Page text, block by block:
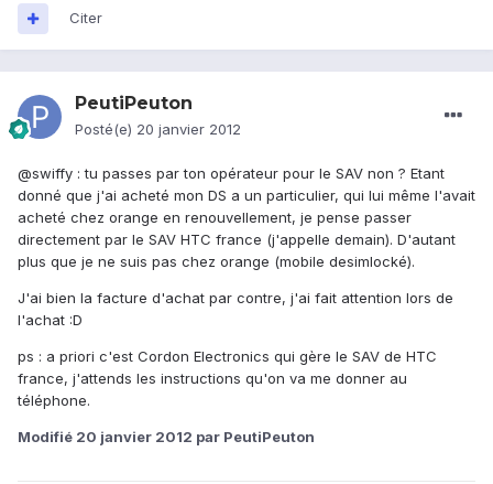
Citer
PeutiPeuton
Posté(e) 20 janvier 2012
@swiffy : tu passes par ton opérateur pour le SAV non ? Etant
donné que j'ai acheté mon DS a un particulier, qui lui même l'avait
acheté chez orange en renouvellement, je pense passer
directement par le SAV HTC france (j'appelle demain). D'autant
plus que je ne suis pas chez orange (mobile desimlocké).
J'ai bien la facture d'achat par contre, j'ai fait attention lors de
l'achat :D
ps : a priori c'est Cordon Electronics qui gère le SAV de HTC
france, j'attends les instructions qu'on va me donner au
téléphone.
Modifié 20 janvier 2012 par PeutiPeuton